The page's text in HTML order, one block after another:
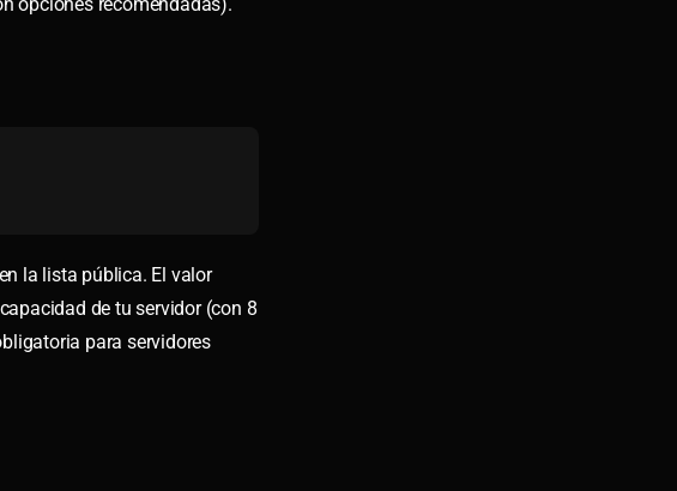
la lista pública. El valor
de tu servidor (con 8
para servidores